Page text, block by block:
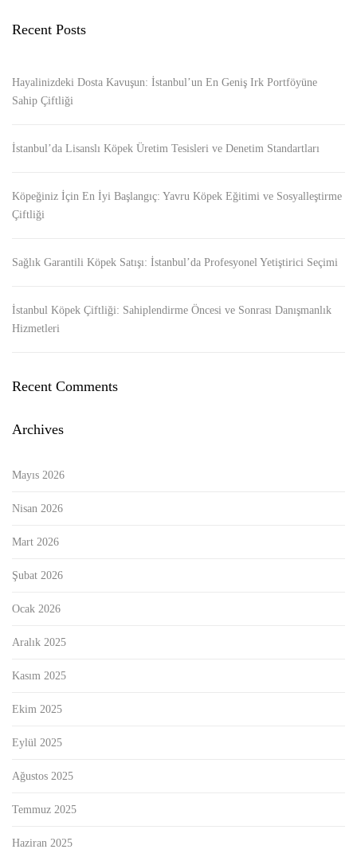
Recent Posts
Hayalinizdeki Dosta Kavuşun: İstanbul’un En Geniş Irk Portföyüne
Sahip Çiftliği
İstanbul’da Lisanslı Köpek Üretim Tesisleri ve Denetim Standartları
Köpeğiniz İçin En İyi Başlangıç: Yavru Köpek Eğitimi ve Sosyalleştirme
Çiftliği
Sağlık Garantili Köpek Satışı: İstanbul’da Profesyonel Yetiştirici Seçimi
İstanbul Köpek Çiftliği: Sahiplendirme Öncesi ve Sonrası Danışmanlık
Hizmetleri
Recent Comments
Archives
Mayıs 2026
Nisan 2026
Mart 2026
Şubat 2026
Ocak 2026
Aralık 2025
Kasım 2025
Ekim 2025
Eylül 2025
Ağustos 2025
Temmuz 2025
Haziran 2025